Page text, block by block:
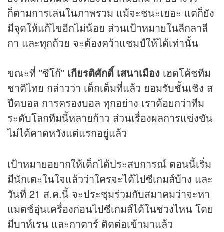
ก็ตามการเล่นในภาพรวม แม้จะชนะเยอะ แต่ก็ยัง
มีจุดให้แก้ไขอีกไม่น้อย ส่วนเป้าหมายในลีกลาลี
กา และทุกถ้วย จะต้องคว้าแชมป์ให้ได้เท่านั้น
ขณะที่ "ซิโก้" เกียรติศักดิ์ เสนาเมือง เฮดโค้ชทีม
ชาติไทย กล่าวว่า เด็กเต็มที่แล้ว ยอมรับชั้นเชิง ส
ปีดบอล การครองบอล ทุกอย่าง เราด้อยกว่าทีม
ระดับโลกทีมนี้หลายก้าว ส่วนเรื่องผลการแข่งขัน
ไม่ได้คาดหวังแต่แรกอยู่แล้ว
เป้าหมายอยากให้เด็กได้ประสบการณ์ ตอนนี้เริ่ม
มีนักเตะในใจแล้วว่าใครจะได้ไปซีเกมส์บ้าง และ
วันที่ 21 ส.ค.นี้ จะประชุมร่วมกับสมาคมว่าจะหา
แมตช์อุ่นเครื่องก่อนไปซีเกมส์ได้ในช่วงไหน โดย
มีบาห์เรน และกาตาร์ ติดต่อเข้ามาแล้ว